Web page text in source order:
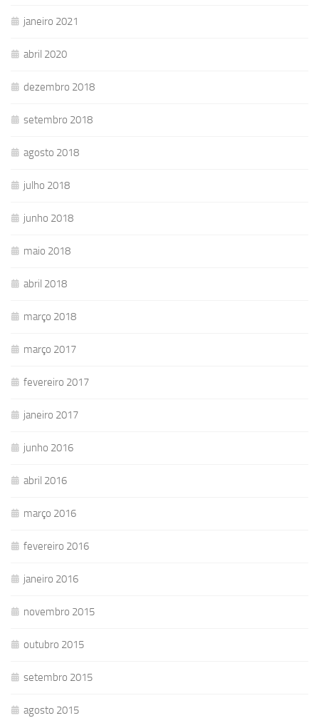
janeiro 2021
abril 2020
dezembro 2018
setembro 2018
agosto 2018
julho 2018
junho 2018
maio 2018
abril 2018
março 2018
março 2017
fevereiro 2017
janeiro 2017
junho 2016
abril 2016
março 2016
fevereiro 2016
janeiro 2016
novembro 2015
outubro 2015
setembro 2015
agosto 2015